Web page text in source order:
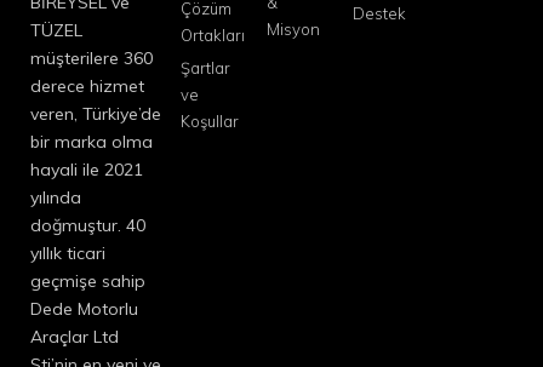
TÜZEL
müşterilere 360
derece hizmet
veren, Türkiye’de
bir marka olma
hayali ile 2021
yılında
doğmuştur. 40
yıllık ticari
geçmişe sahip
Dede Motorlu
Araçlar Ltd
Çözüm
Ortakları
Şartlar
ve
Koşullar
Misyon
Destek